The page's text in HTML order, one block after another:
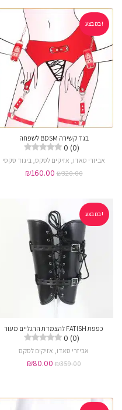
במבצע!
בגד קשירה BDSM לשפחה
0 (0)
אביזרי סאדו, אזיקים לסקס, ביגוד סקסי
₪320.00
₪160.00
במבצע!
כפפת FATISH להצמדת הרגליים מעור
0 (0)
אביזרי סאדו, אזיקים לסקס
₪359.00
₪80.00